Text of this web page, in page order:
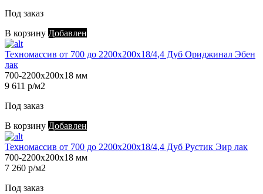
Под заказ
В корзину Добавлен
Техномассив от 700 до 2200х200х18/4,4 Дуб Ориджинал Эбен
лак
700-2200х200х18 мм
9 611 р/м2
Под заказ
В корзину Добавлен
Техномассив от 700 до 2200х200х18/4,4 Дуб Рустик Эир лак
700-2200х200х18 мм
7 260 р/м2
Под заказ